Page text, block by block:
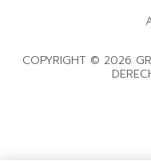
COPYRIGHT © 2026